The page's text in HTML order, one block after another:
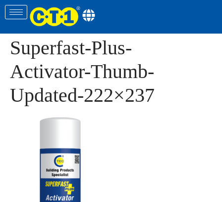
Superfast-Plus-
Activator-Thumb-
Updated-222×237